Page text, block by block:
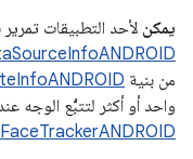
يمكن لأحد التطبيقات تمرير
من بنية
واحد أو أكثر لتتبُّع الوجه